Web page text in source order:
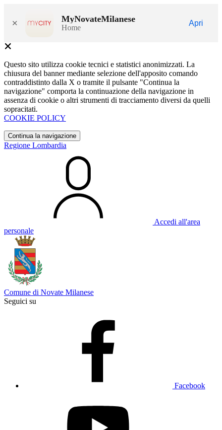
× MyNovateMilanese
Home
Apri
Questo sito utilizza cookie tecnici e statistici anonimizzati. La
chiusura del banner mediante selezione dell'apposito comando
contraddistinto dalla X o tramite il pulsante "Continua la
navigazione" comporta la continuazione della navigazione in
assenza di cookie o altri strumenti di tracciamento diversi da quelli
sopracitati.
COOKIE POLICY
Continua la navigazione
Regione Lombardia
Accedi all'area
personale
Comune di Novate Milanese
Seguici su
Facebook